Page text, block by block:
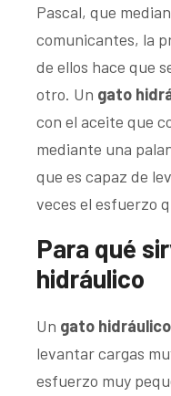
Pascal, que
comunicantes, la
de ellos hace que
otro. Un gato
con el aceite que
mediante una
que es capaz de
veces el esfuerzo
Para qué
hidráulico
Un gato
levantar cargas
esfuerzo muy